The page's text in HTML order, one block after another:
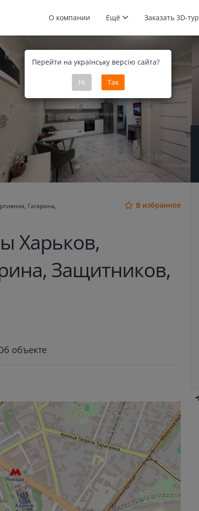
О компании Ещё Заказать 3D-тур
Перейти на українську версію сайта?
Ні Так
Гагарина,
В избранное
Харьков,
Защитников,
объекте